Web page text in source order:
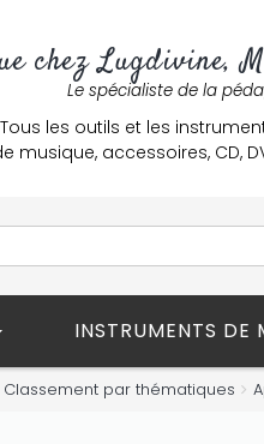
chez Lugdivine,
Le spécialiste de la
Tous les outils et les
musique, accessoires, CD,
INSTRUMENTS DE
Classement par thématiques